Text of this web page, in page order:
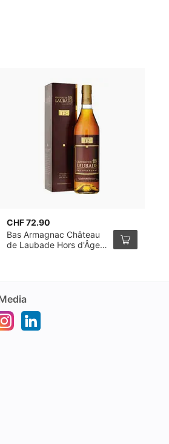
CHF 72.90
Bas Armagnac Château
de Laubade Hors d'Âge